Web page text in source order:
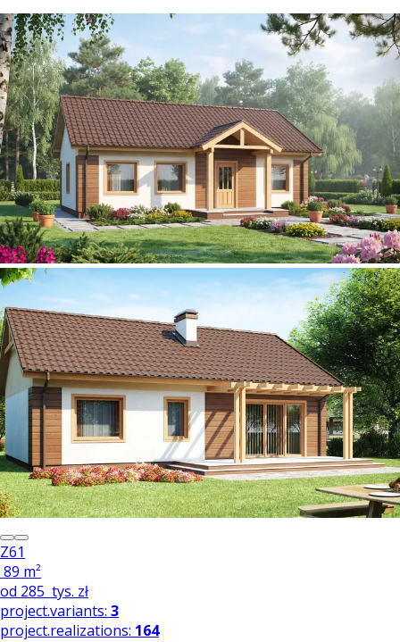
Z61
89 m²
od 285 tys. zł
project.variants: 3
project.realizations: 164